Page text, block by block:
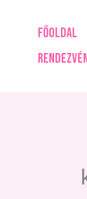
FŐOLDAL